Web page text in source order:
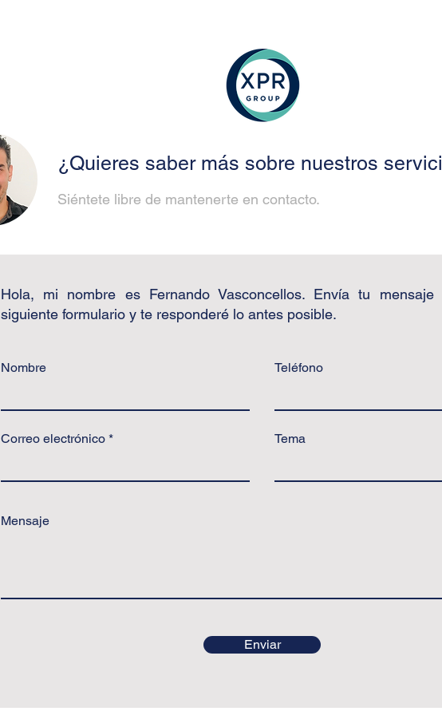
¿Quieres saber más sobre nuestros
Siéntete libre de mantenerte en contacto.
Hola, mi nombre es Fernando Vasconcellos. Envía tu mensaje
siguiente formulario y te responderé lo antes posible.
Nombre Teléfono
Correo electrónico Tema
Mensaje
Enviar